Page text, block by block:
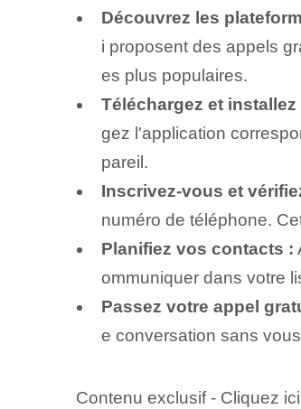
Découvrez les
i proposent des appels
es plus populaires⁢.
Téléchargez et
gez l'application
pareil.
Inscrivez-vous et
numéro de téléphone.
Planifiez vos contacts :
ommuniquer dans votre
Passez votre appel
e conversation sans
Contenu exclusif - Cliquez